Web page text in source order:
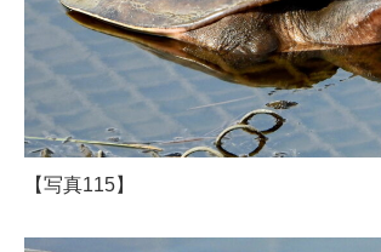
【写真115】